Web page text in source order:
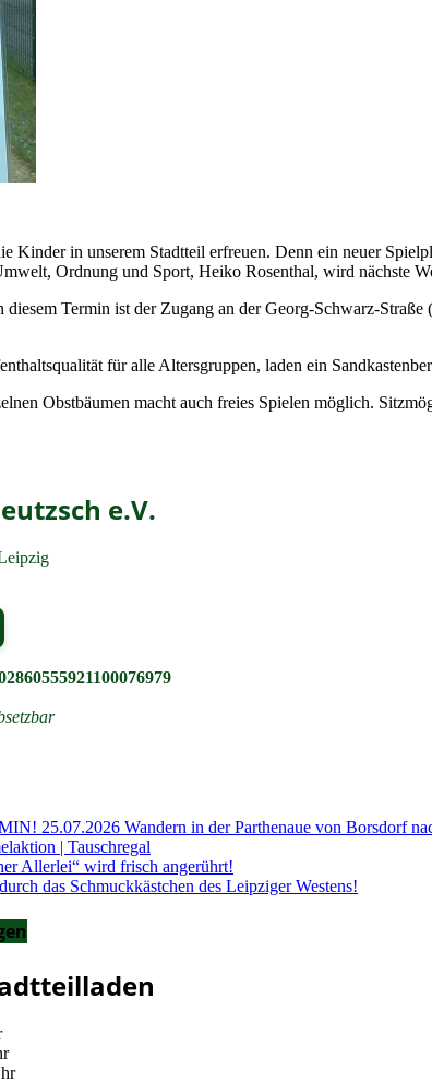
Kinder in unserem Stadtteil erfreuen. Denn ein neuer
Ordnung und Sport, Heiko Rosenthal, wird nächste
Termin ist der Zugang an der Georg-Schwarz-
für alle Altersgruppen, laden ein
Obstbäumen macht auch freies Spielen möglich.
e.V.
25.07.2026 Wandern in der Parthenaue von Borsdorf
| Tauschregal
Allerlei“ wird frisch angerührt!
das Schmuckkästchen des Leipziger Westens!